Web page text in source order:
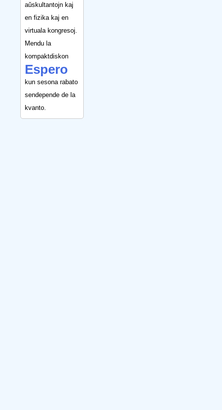
aŭskultantojn kaj
en fizika kaj en
virtuala kongresoj.
Mendu la
kompaktdiskon
Espero
kun sesona rabato
sendepende de la
kvanto.